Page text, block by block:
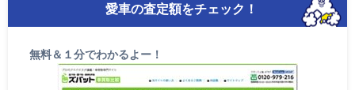
愛車の査定額をチェック！
無料＆１分でわかるよー！